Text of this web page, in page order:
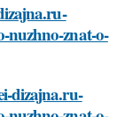
nuzhno-znat-o-
dizajna.ru-